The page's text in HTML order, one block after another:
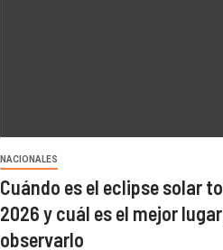
NACIONALES
Cuándo es el eclipse solar
2026 y cuál es el mejor
observarlo